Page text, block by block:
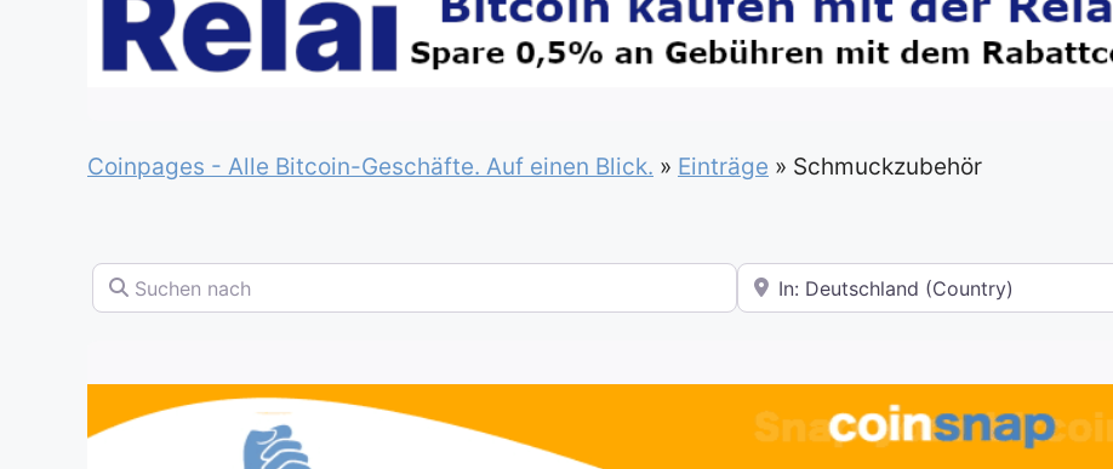
Coinpages - Alle Bitcoin-Geschäfte. Auf einen Blick. » Einträge » Schmuckzubehör
Suchen nach In der Nähe